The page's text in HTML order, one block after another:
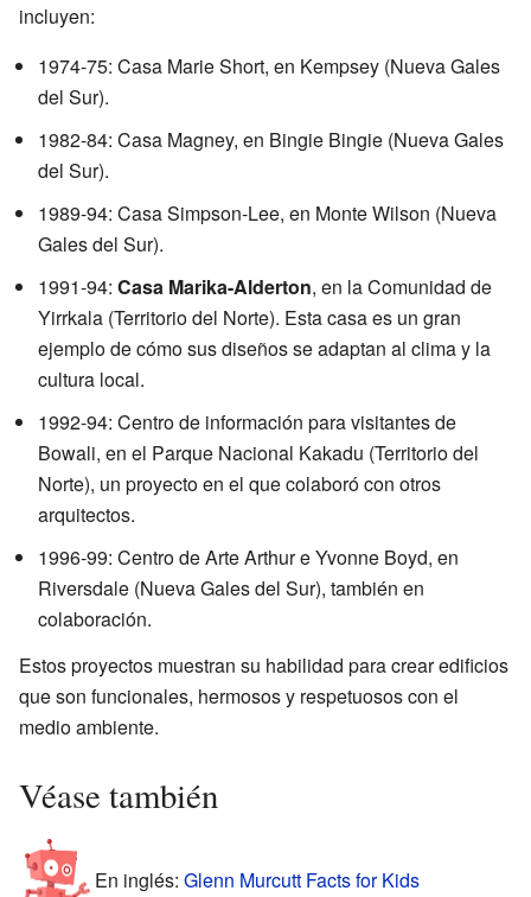
incluyen:
1974-75: Casa Marie Short, en Kempsey (Nueva Gales
del Sur).
1982-84: Casa Magney, en Bingie Bingie (Nueva Gales
del Sur).
1989-94: Casa Simpson-Lee, en Monte Wilson (Nueva
Gales del Sur).
1991-94: Casa Marika-Alderton, en la Comunidad de
Yirrkala (Territorio del Norte). Esta casa es un gran
ejemplo de cómo sus diseños se adaptan al clima y la
cultura local.
1992-94: Centro de información para visitantes de
Bowali, en el Parque Nacional Kakadu (Territorio del
Norte), un proyecto en el que colaboró con otros
arquitectos.
1996-99: Centro de Arte Arthur e Yvonne Boyd, en
Riversdale (Nueva Gales del Sur), también en
colaboración.
Estos proyectos muestran su habilidad para crear edificios
que son funcionales, hermosos y respetuosos con el
medio ambiente.
Véase también
En inglés: Glenn Murcutt Facts for Kids